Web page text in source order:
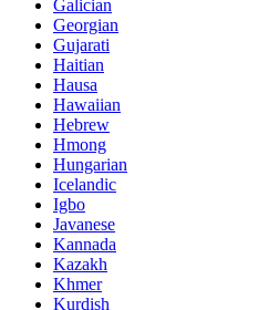
Galician
Georgian
Gujarati
Haitian
Hausa
Hawaiian
Hebrew
Hmong
Hungarian
Icelandic
Igbo
Javanese
Kannada
Kazakh
Khmer
Kurdish